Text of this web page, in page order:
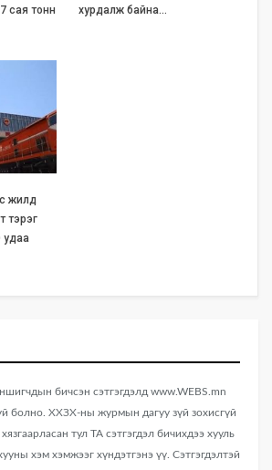
сая тонн
хурдалж байна…
жилд
тэрэг
удаа
бичсэн сэтгэгдэлд www.WEBS.mn
болно. ХХЗХ-ны журмын дагуу зүй зохисгүй
тул ТА сэтгэгдэл бичихдээ хууль
хэм хэмжээг хүндэтгэнэ үү. Сэтгэгдэлтэй